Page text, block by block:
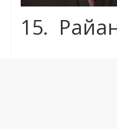
15.